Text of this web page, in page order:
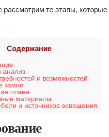
рассмотрим те этапы,
Содержание
анализ
и возможностей
камни
плана
материалы
и источников освещения